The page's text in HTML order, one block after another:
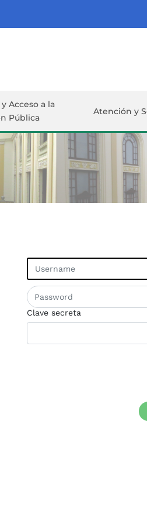
Acceso a la
Pública
Atención y
Clave secreta